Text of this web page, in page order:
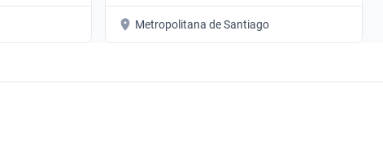
Metropolitana de Santiago